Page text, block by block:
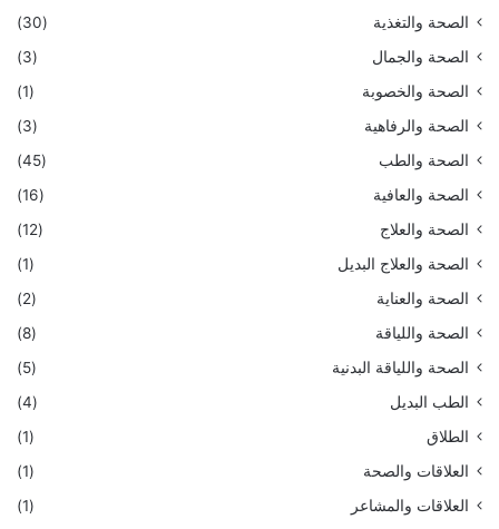
الصحة والتغذية
(30)
الصحة والجمال
(3)
الصحة والخصوبة
(1)
الصحة والرفاهية
(3)
الصحة والطب
(45)
الصحة والعافية
(16)
الصحة والعلاج
(12)
الصحة والعلاج البديل
(1)
الصحة والعناية
(2)
الصحة واللياقة
(8)
الصحة واللياقة البدنية
(5)
الطب البديل
(4)
الطلاق
(1)
العلاقات والصحة
(1)
العلاقات والمشاعر
(1)